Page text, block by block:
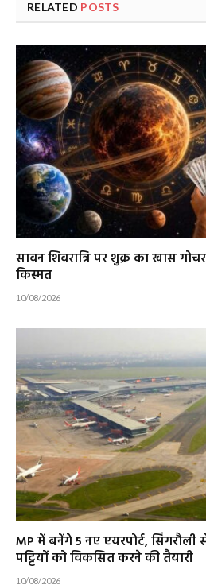
RELATED POSTS
सावन शिवरात्रि पर शुक्र का खास
किस्मत
10/08/2026
MP में बनेंगे 5 नए एयरपोर्ट,
पट्टियों को विकसित करने की तैयारी
10/08/2026